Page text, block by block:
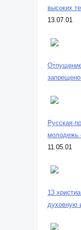
высоких
13.07.01
Русская
молодежь
11.05.01
13
духовную